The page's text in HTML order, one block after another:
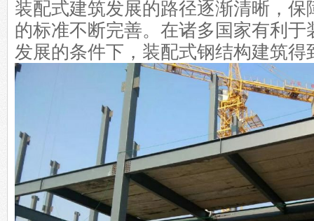
装配式建筑发展的路径逐渐清晰，保
的标准不断完善。在诸多国家有利于
发展的条件下，装配式钢结构建筑得